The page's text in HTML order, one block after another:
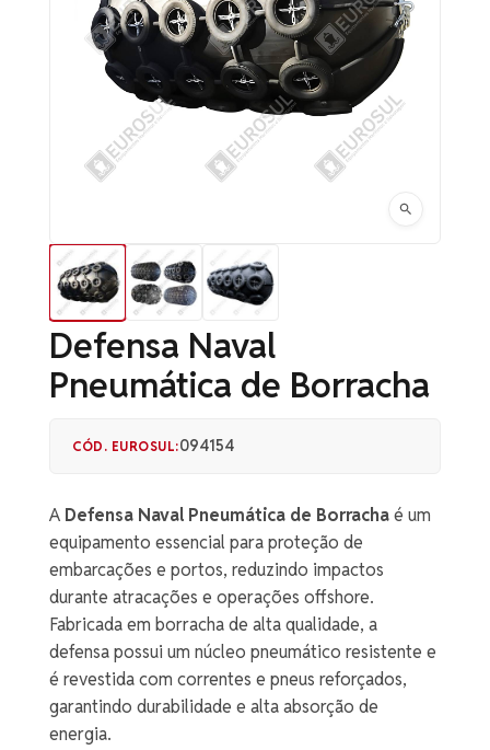
Defensa Naval
Pneumática de Borracha
CÓD. EUROSUL:094154
A Defensa Naval Pneumática de Borrachaé um
equipamento essencial para proteção de
embarcações e portos, reduzindo impactos
durante atracações e operações offshore.
Fabricada em borracha de alta qualidade, a
defensa possui um núcleo pneumático resistente e
é revestida com correntes e pneus reforçados,
garantindo durabilidade e alta absorção de
energia.